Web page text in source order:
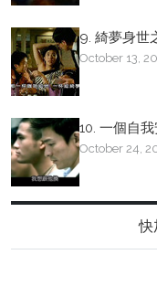
9. 綺夢身世
October 13,
10. 一個自
October 24,
快